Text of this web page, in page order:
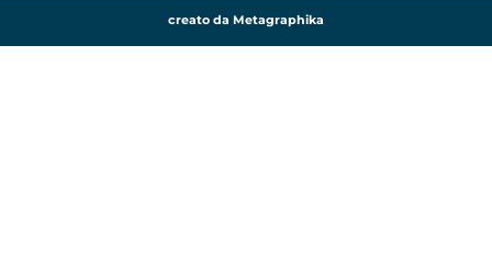
creato da Metagraphika